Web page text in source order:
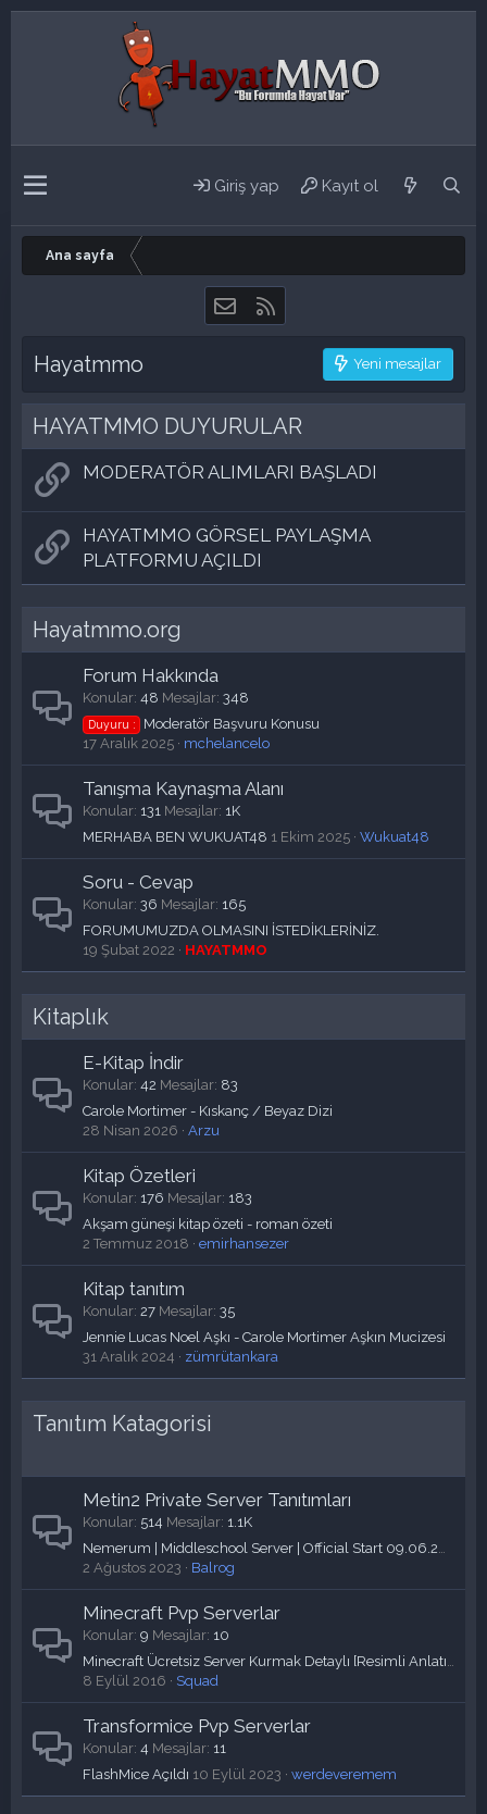
Giriş yap Kayıt ol
Ana sayfa
Bize ulaşın
Hayatmmo Yeni mesajlar
HAYATMMO DUYURULAR
MODERATÖR ALIMLARI BAŞLADI
HAYATMMO GÖRSEL PAYLAŞMA
PLATFORMU AÇILDI
Hayatmmo.org
Forum Hakkında
Konular 48 Mesajlar 348
Duyuru :
Moderatör Başvuru Konusu
17 Aralık 2025
mchelancelo
Tanışma Kaynaşma Alanı
Konular 131 Mesajlar 1K
MERHABA BEN WUKUAT48 1 Ekim 2025 Wukuat48
Soru - Cevap
Konular 36 Mesajlar 165
FORUMUMUZDA OLMASINI İSTEDİKLERİNİZ.
19 Şubat 2022
HAYATMMO
Kitaplık
E-Kitap İndir
Konular 42 Mesajlar 83
Carole Mortimer - Kıskanç / Beyaz Dizi
28 Nisan 2026
Arzu
Kitap Özetleri
Konular 176 Mesajlar 183
Akşam güneşi kitap özeti - roman özeti
2 Temmuz 2018
emirhansezer
Kitap tanıtım
Konular 27 Mesajlar 35
Jennie Lucas Noel Aşkı - Carole Mortimer Aşkın Mucizesi
31 Aralık 2024
zümrütankara
Tanıtım Katagorisi
Metin2 Private Server Tanıtımları
Konular 514 Mesajlar 1.1K
2 Ağustos 2023
Balrog
Minecraft Pvp Serverlar
Konular 9 Mesajlar 10
8 Eylül 2016
Squad
Transformice Pvp Serverlar
Konular 4 Mesajlar 11
FlashMice Açıldı 10 Eylül 2023 werdeveremem